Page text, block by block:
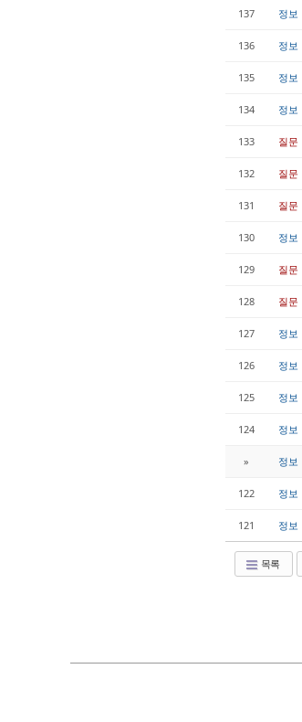
137 정보
136 정보
135 정보
134 정보
133 질문
132 질문
131 질문
130 정보
129 질문
128 질문
127 정보
126 정보
125 정보
124 정보
» 정보
122 정보
121 정보
목록